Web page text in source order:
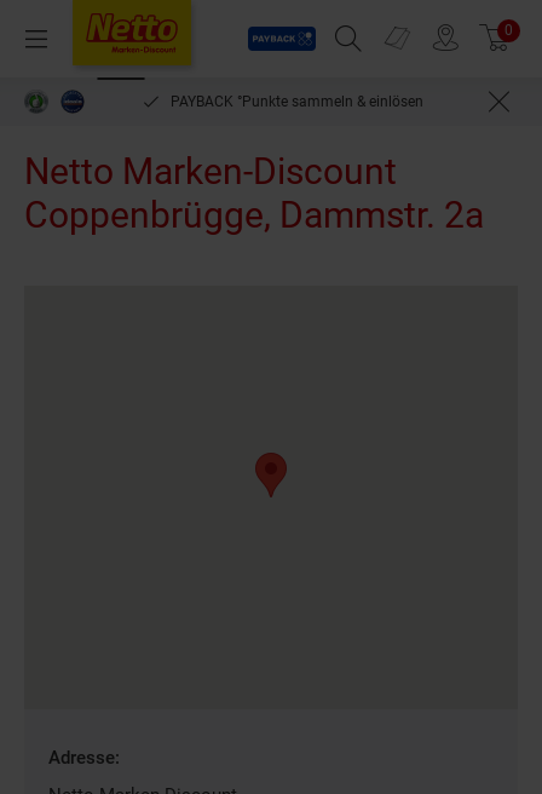
Menü
Payback
Suchfeld einblenden
Prospekte 0
PAYBACK °Punkte sammeln & einlösen
Netto Marken-Discount
Coppenbrügge, Dammstr. 2a
Gefundene
Adresse: